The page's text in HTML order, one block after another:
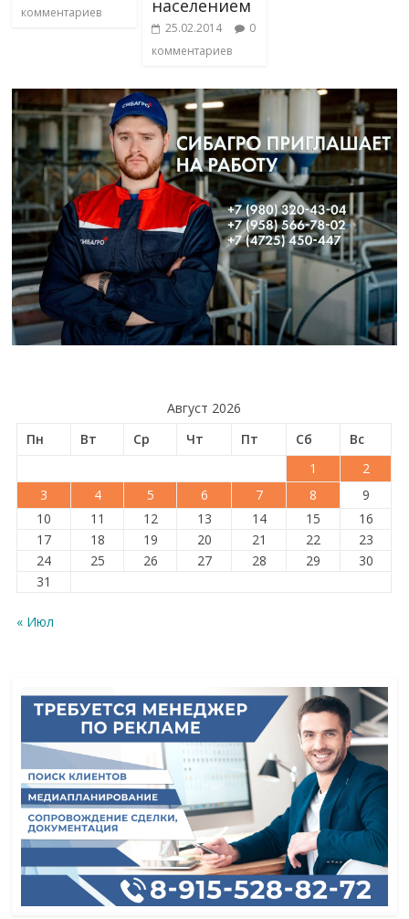
комментариев населением
25.02.2014
0
комментариев
Август 2026
Пн
Вт Ср Чт Пт Сб
Вс
1
2
3
4 5 6 7 8
9
10
11 12 13 14 15
16
17
18 19 20 21 22
23
24
25 26 27 28 29
30
31
« Июл